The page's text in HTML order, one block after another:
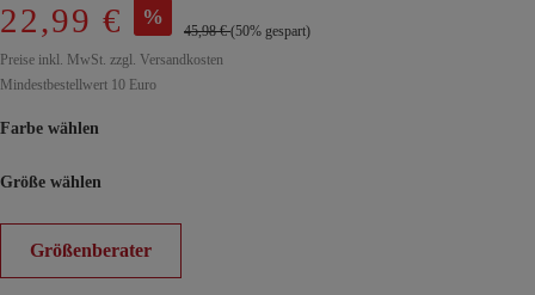
22,99 € %
45,98 €(50% gespart)
Preise inkl. MwSt. zzgl. Versandkosten
Mindestbestellwert 10 Euro
Farbe wählen
Größe wählen
Größenberater